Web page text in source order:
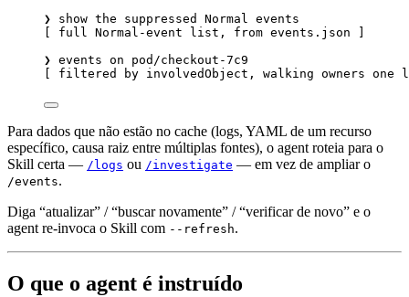
❯ show the suppressed Normal events
[ full Normal-event list, from events.json ]
❯ events on pod/checkout-7c9
[ filtered by involvedObject, walking owners
Para dados que não estão no cache (logs, YAML de um recurso
específico, causa raiz entre múltiplas fontes), o agent roteia para o
Skill certa — /logs ou /investigate — em vez de ampliar o
/events.
Diga “atualizar” / “buscar novamente” / “verificar de novo” e o
agent re-invoca o Skill com --refresh.
O que o agent é instruído